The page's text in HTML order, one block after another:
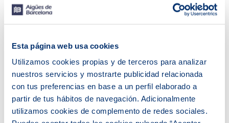
Esta página web usa cookies
Utilizamos cookies propias y de terceros para analizar
nuestros servicios y mostrarte publicidad relacionada
con tus preferencias en base a un perfil elaborado a
partir de tus hábitos de navegación. Adicionalmente
utilizamos cookies de complemento de redes sociales.
ETAP - Estación de tratamiento de agua potable